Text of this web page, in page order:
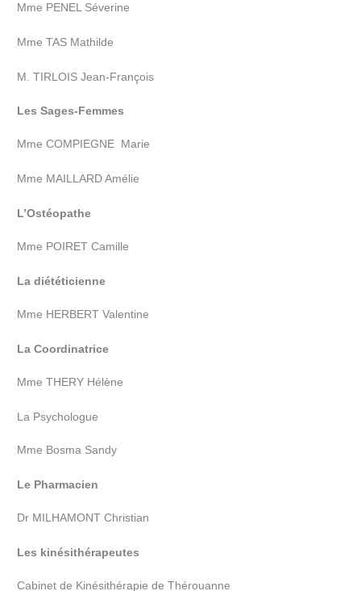
Mme PENEL Séverine
Mme TAS Mathilde
M. TIRLOIS Jean-François
Les Sages-Femmes
Mme COMPIEGNE Marie
Mme MAILLARD Amélie
L’Ostéopathe
Mme POIRET Camille
La diététicienne
Mme HERBERT Valentine
La Coordinatrice
Mme THERY Hélène
La Psychologue
Mme Bosma Sandy
Le Pharmacien
Dr MILHAMONT Christian
Les kinésithérapeutes
Cabinet de Kinésithérapie de Thérouanne